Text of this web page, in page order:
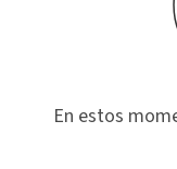
En estos